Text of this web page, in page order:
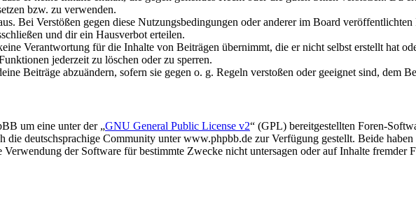
bzw. zu verwenden.
Bei Verstößen gegen diese Nutzungsbedingungen oder anderer im Board
und dir ein Hausverbot erteilen.
Verantwortung für die Inhalte von Beiträgen übernimmt, die er nicht selbst erstellt hat
jederzeit zu löschen oder zu sperren.
Beiträge abzuändern, sofern sie gegen o. g. Regeln verstoßen oder geeignet sind, dem
um eine unter der „GNU General Public License v2“ (GPL) bereitgestellten Foren-
die deutschsprachige Community unter www.phpbb.de zur Verfügung gestellt. Beide
der Software für bestimmte Zwecke nicht untersagen oder auf Inhalte fremder